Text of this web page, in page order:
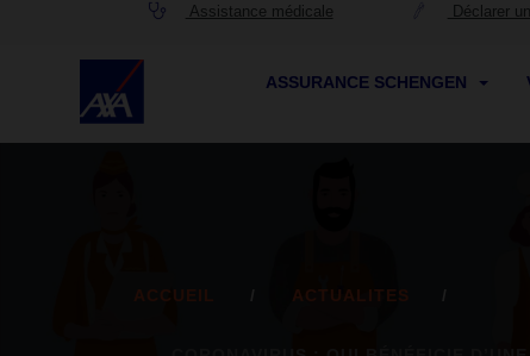
Assistance médicale Déclarer
ASSURANCE SCHENGEN
ACCUEIL ACTUALITES